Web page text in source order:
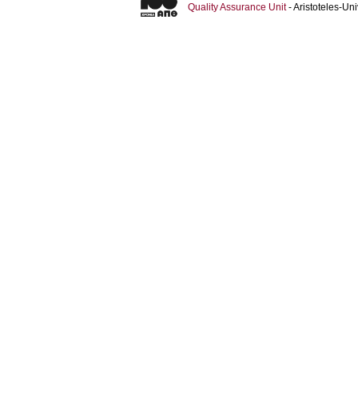
Quality Assurance Unit- Aristoteles-